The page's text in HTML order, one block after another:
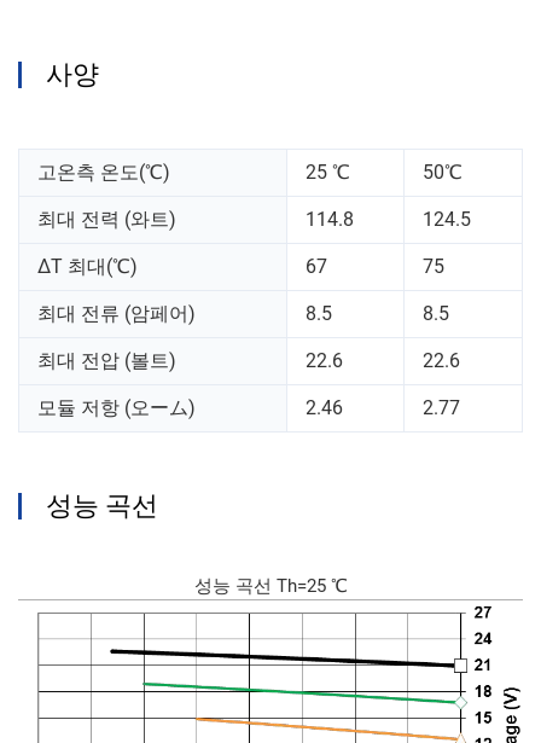
사양
고온측 온도(℃) 25 ℃ 50℃
최대 전력 (와트) 114.8 124.5
ΔT 최대(℃) 67 75
최대 전류 (암페어) 8.5 8.5
최대 전압 (볼트) 22.6 22.6
모듈 저항 (오ーム) 2.46 2.77
성능 곡선
성능 곡선 Th=25 ℃